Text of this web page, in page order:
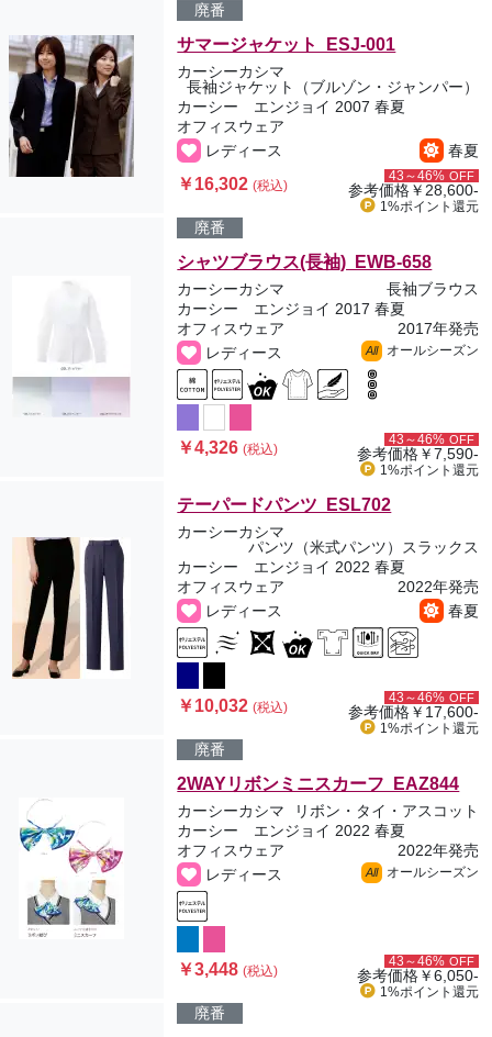
廃番
サマージャケット ESJ-001
カーシーカシマ
長袖ジャケット（ブルゾン・ジャンパー）
カーシー エンジョイ 2007 春夏
オフィスウェア
レディース
春夏
￥16,302(税込)
43～46% OFF
参考価格￥28,600-
1%ポイント 還元
廃番
シャツブラウス(長袖) EWB-658
カーシーカシマ
長袖ブラウス
カーシー エンジョイ 2017 春夏
オフィスウェア
2017年発売
レディース
All オールシーズン
￥4,326(税込)
43～46% OFF
参考価格￥7,590-
1%ポイント 還元
テーパードパンツ ESL702
カーシーカシマ
パンツ（米式パンツ）スラックス
カーシー エンジョイ 2022 春夏
オフィスウェア
2022年発売
レディース
春夏
￥10,032(税込)
43～46% OFF
参考価格￥17,600-
1%ポイント 還元
廃番
2WAYリボンミニスカーフ EAZ844
カーシーカシマ
リボン・タイ・アスコット
カーシー エンジョイ 2022 春夏
オフィスウェア
2022年発売
レディース
All オールシーズン
￥3,448(税込)
43～46% OFF
参考価格￥6,050-
1%ポイント 還元
廃番